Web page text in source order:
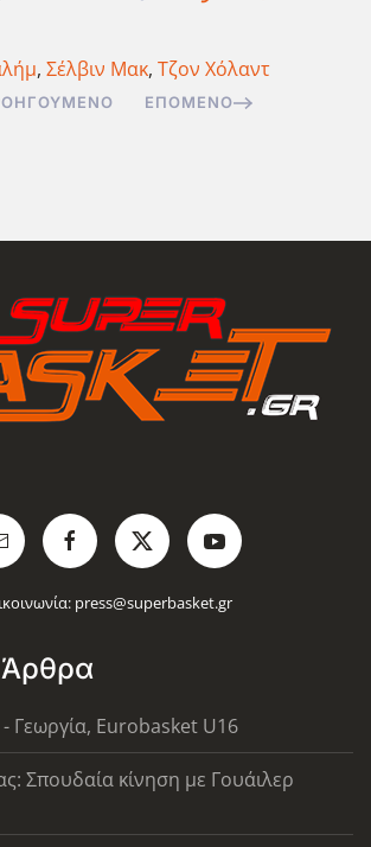
, Σέλβιν Μακ, Τζον Χόλαντ
ΕΠΌΜΕΝΟ
press@superbasket.gr
Γεωργία, Eurobasket U16
Σπουδαία κίνηση με Γουάιλερ